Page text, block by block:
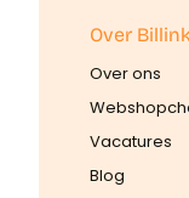
Over
Over ons
Vacatures
Blog